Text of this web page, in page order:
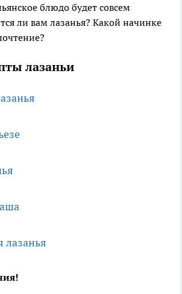
блюдо будет совсем
ли вам лазанья? Какой начинке
лазаньи
лазанья